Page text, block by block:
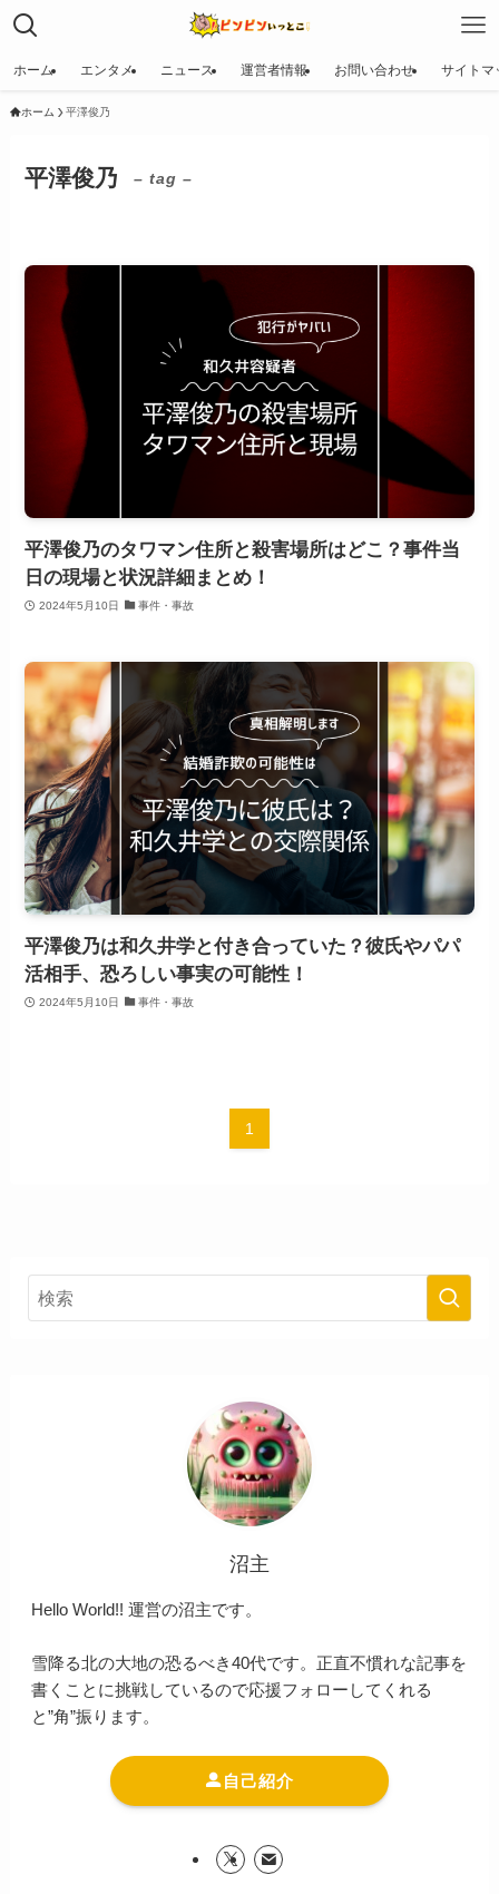
ホーム エンタメ ニュース 運営者情報 お問い合わせ サイトマ
ホーム 平澤俊乃
平澤俊乃 – tag –
平澤俊乃のタワマン住所と殺害場所はどこ？事件当
日の現場と状況詳細まとめ！
2024年5月10日 事件・事故
平澤俊乃は和久井学と付き合っていた？彼氏やパパ
活相手、恐ろしい事実の可能性！
2024年5月10日 事件・事故
1
沼主
Hello World!! 運営の沼主です。
雪降る北の大地の恐るべき40代です。正直不慣れな記事を
書くことに挑戦しているので応援フォローしてくれる
と”角”振ります。
自己紹介